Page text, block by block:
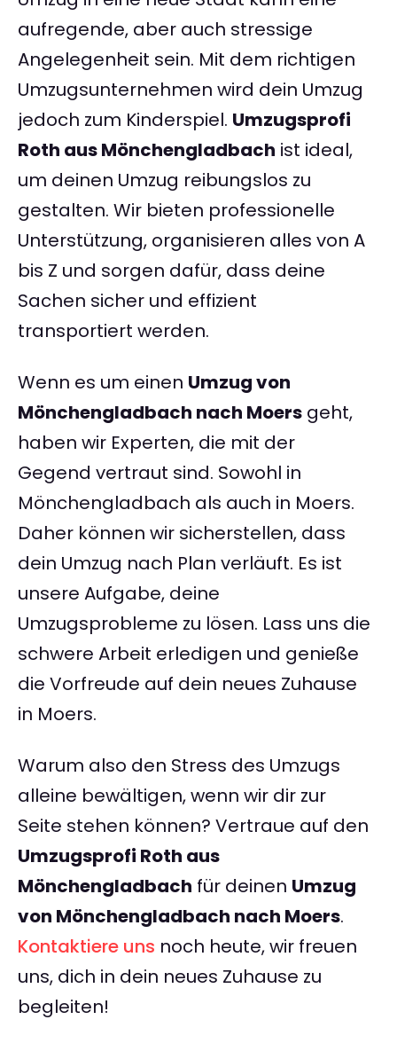
aufregende, aber auch stressige
Angelegenheit sein. Mit dem richtigen
Umzugsunternehmen wird dein Umzug
jedoch zum Kinderspiel. Umzugsprofi
Roth aus Mönchengladbach ist ideal,
um deinen Umzug reibungslos zu
gestalten. Wir bieten professionelle
Unterstützung, organisieren alles von A
bis Z und sorgen dafür, dass deine
Sachen sicher und effizient
transportiert werden.
Wenn es um einen Umzug von
Mönchengladbach nach Moers geht,
haben wir Experten, die mit der
Gegend vertraut sind. Sowohl in
Mönchengladbach als auch in Moers.
Daher können wir sicherstellen, dass
dein Umzug nach Plan verläuft. Es ist
unsere Aufgabe, deine
Umzugsprobleme zu lösen. Lass uns die
schwere Arbeit erledigen und genieße
die Vorfreude auf dein neues Zuhause
in Moers.
Warum also den Stress des Umzugs
alleine bewältigen, wenn wir dir zur
Seite stehen können? Vertraue auf den
Umzugsprofi Roth aus
Mönchengladbach für deinen Umzug
von Mönchengladbach nach Moers.
Kontaktiere uns noch heute, wir freuen
uns, dich in dein neues Zuhause zu
begleiten!